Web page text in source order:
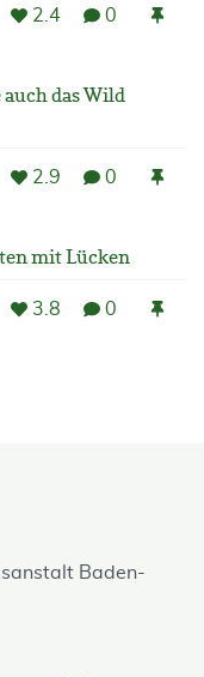
2.4 0
das Wild
2.9 0
mit Lücken
3.8 0
Baden-